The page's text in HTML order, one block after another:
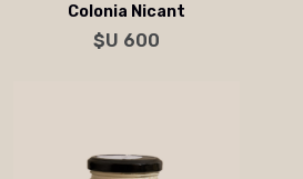
Colonia Nicant
$U 600